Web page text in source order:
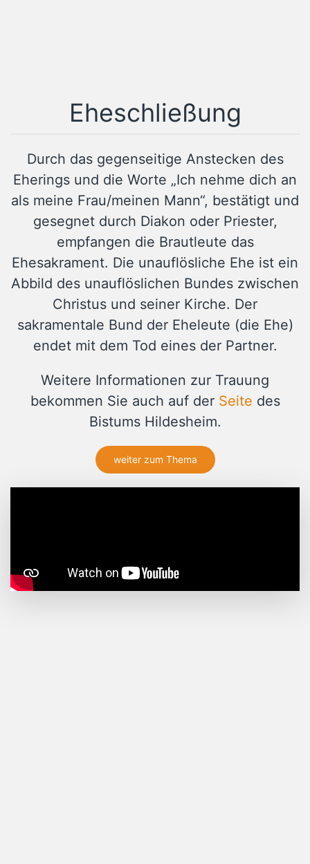
Eheschließung
Durch das gegenseitige Anstecken des
Eherings und die Worte „Ich nehme dich an
als meine Frau/meinen Mann“, bestätigt und
gesegnet durch Diakon oder Priester,
empfangen die Brautleute das
Ehesakrament. Die unauflösliche Ehe ist ein
Abbild des unauflöslichen Bundes zwischen
Christus und seiner Kirche. Der
sakramentale Bund der Eheleute (die Ehe)
endet mit dem Tod eines der Partner.
Weitere Informationen zur Trauung
bekommen Sie auch auf der Seite des
Bistums Hildesheim.
weiter zum Thema